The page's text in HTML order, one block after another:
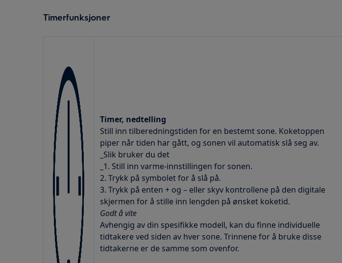
Timerfunksjoner
Timer, nedtelling
Still inn tilberedningstiden for en bestemt sone. Koketoppen
piper når tiden har gått, og sonen vil automatisk slå seg av.
_Slik bruker du det
_1. Still inn varme-innstillingen for sonen.
2. Trykk på symbolet for å slå på.
3. Trykk på enten + og – eller skyv kontrollene på den digitale
skjermen for å stille inn lengden på ønsket koketid.
Godt å vite
Avhengig av din spesifikke modell, kan du finne individuelle
tidtakere ved siden av hver sone. Trinnene for å bruke disse
tidtakerne er de samme som ovenfor.